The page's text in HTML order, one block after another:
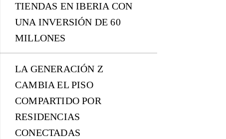
TIENDAS EN IBERIA CON
UNA INVERSIÓN DE 60
MILLONES
LA GENERACIÓN Z
CAMBIA EL PISO
COMPARTIDO POR
RESIDENCIAS
CONECTADAS